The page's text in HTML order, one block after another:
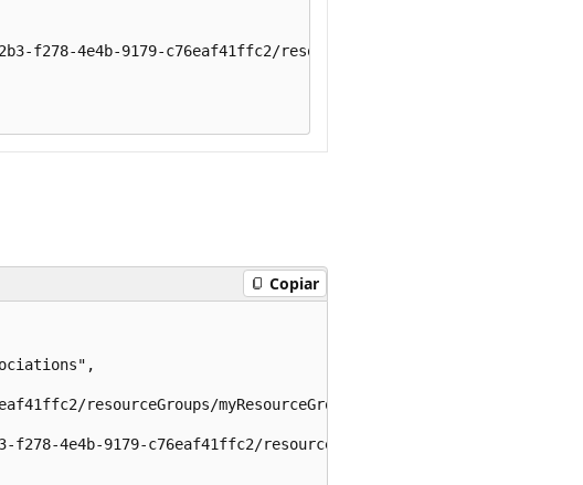
f278-4e4b-9179-c76eaf41ffc2/resourceGroups/myResourceGroup/
Copiar
resourceGroups/myResourceGroup/providers/
f278-4e4b-9179-c76eaf41ffc2/resourceGroups/myResourceGroup/